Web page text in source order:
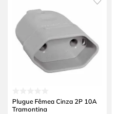
Plugue Fêmea Cinza 2P 10A
Tramontina